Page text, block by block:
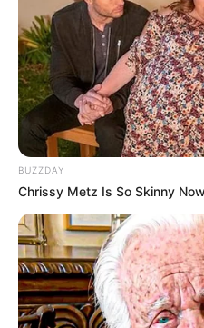
8 Kata Lucu Seputar
Minggu ala Jomblo
Ngenes
10 Desain Kanopi
Tidur, Serasa
Kamar Raja
BUZZDAY
Chrissy Metz Is So Skinny